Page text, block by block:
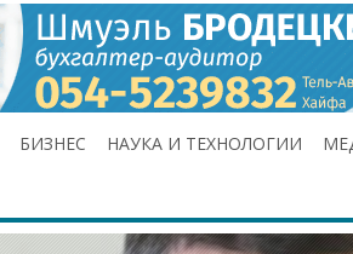
БИЗНЕС НАУКА И ТЕХНОЛОГИИ